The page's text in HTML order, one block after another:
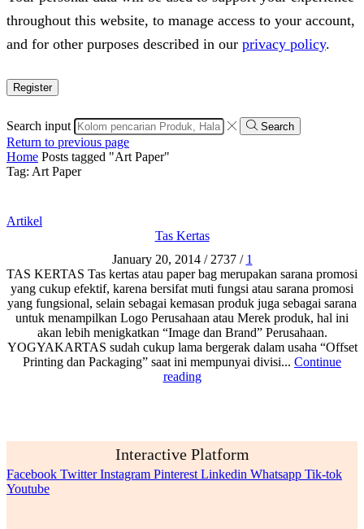
throughout this website, to manage access to your account,
and for other purposes described in our privacy policy.
Register
Search input Search
Return to previous page
Home Posts tagged "Art Paper"
Tag: Art Paper
Artikel
Tas Kertas
January 20, 2014 / 2737 / 1
TAS KERTAS Tas kertas atau paper bag merupakan sarana promosi
yang cukup efektif, karena bersifat muti fungsi atau sarana promosi
yang fungsional, selain sebagai kemasan produk juga sebagai sarana
untuk menampilkan Logo Perusahaan atau Merek produk, hal ini
akan lebih menigkatkan “Image dan Brand” Perusahaan.
YOGYAKARTAS sudah cukup lama bergerak dalam usaha “Offset
Printing dan Packaging” saat ini mempunyai divisi... Continue
reading
Interactive Platform
Facebook Twitter Instagram Pinterest Linkedin Whatsapp Tik-tok
Youtube